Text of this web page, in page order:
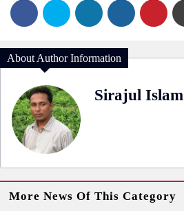
About Author Information
Sirajul Islam
More News Of This Category